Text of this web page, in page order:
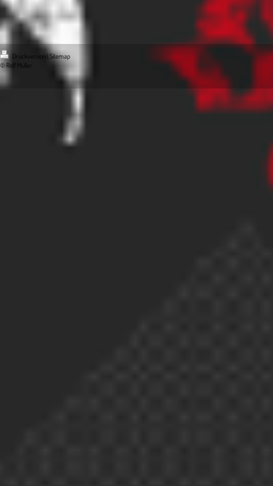
Druckversion|Sitemap
© Rolf Müller